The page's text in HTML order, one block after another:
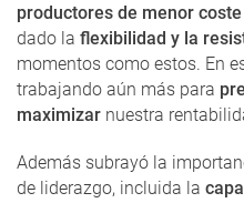
productores de menor
dado la flexibilidad y la
momentos como estos. En
trabajando aún más para
maximizar nuestra
Además subrayó la
de liderazgo, incluida la